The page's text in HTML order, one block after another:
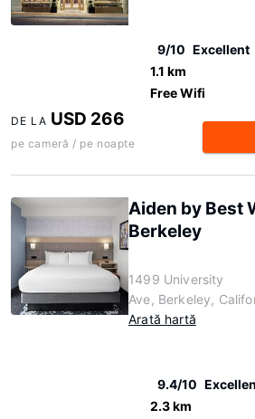
9/10 Excellent
1.1 km
Free Wifi
DE LA USD 266
pe cameră / pe noapte
Aiden by Best
Berkeley
1499 University
Ave, Berkeley,
Arată hartă
9.4/10
2.3 km